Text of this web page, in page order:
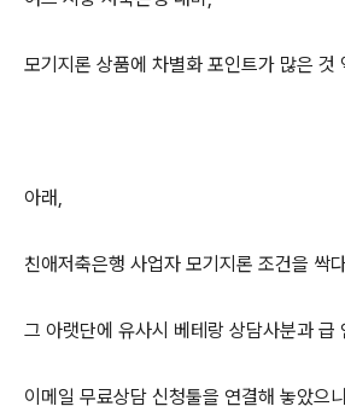
모기지론 상품에 차별화 포인트가 많은 것
아래,
친애저축은행 사업자 모기지론 조건을 싹
그 아랫단에 유사시 베테랑 상담사분과 급
이메일 무료상담 신청툴을 연결해 놓았으니